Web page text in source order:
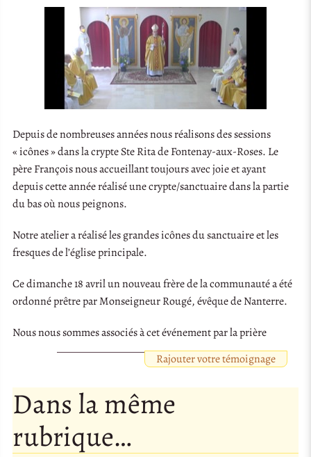
Depuis de nombreuses années nous réalisons des sessions
« icônes » dans la crypte Ste Rita de Fontenay-aux-Roses. Le
père François nous accueillant toujours avec joie et ayant
depuis cette année réalisé une crypte/sanctuaire dans la partie
du bas où nous peignons.
Notre atelier a réalisé les grandes icônes du sanctuaire et les
fresques de l’église principale.
Ce dimanche 18 avril un nouveau frère de la communauté a été
ordonné prêtre par Monseigneur Rougé, évêque de Nanterre.
Nous nous sommes associés à cet événement par la prière
Rajouter votre témoignage
Dans la même
rubrique…